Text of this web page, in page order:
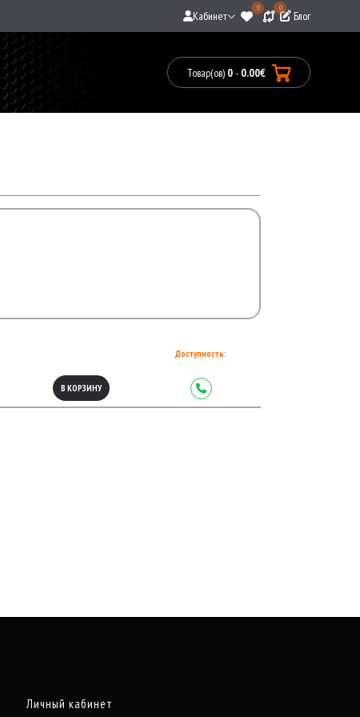
Кабинет
0 0
Блог
Товар(ов) 0- 0.00€
Товары:
Доступность:
В КОРЗИНУ
Личный кабинет